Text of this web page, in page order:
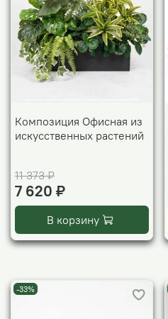
Композиция Офисная из
искусственных растений
11 373 ₽
7 620 ₽
В корзину
-33%